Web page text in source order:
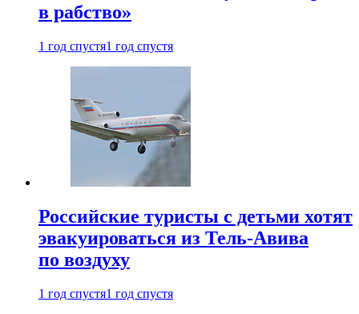
в рабство»
1 год спустя1 год спустя
Российские туристы с детьми хотят
эвакуироваться из Тель-Авива
по воздуху
1 год спустя1 год спустя